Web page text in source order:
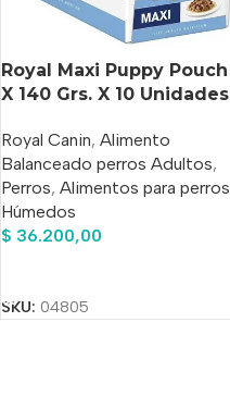
Royal Maxi Puppy Pouch
X 140 Grs. X 10 Unidades
Royal Canin, Alimento
Balanceado perros Adultos,
Perros, Alimentos para perros
Húmedos
$ 36.200,00
SKU: 04805